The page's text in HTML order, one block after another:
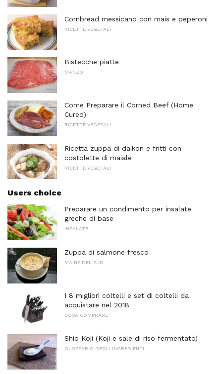
Cornbread messicano con mais e peperoni
RICETTE VEGETALI
Bistecche piatte
MANZO
Come Preparare il Corned Beef (Home
Cured)
RICETTE VEGETALI
Ricetta zuppa di daikon e fritti con
costolette di maiale
RICETTE VEGETALI
Users choice
Preparare un condimento per insalate
greche di base
INSALATE
Zuppa di salmone fresco
MAINS DEL SUD
I 8 migliori coltelli e set di coltelli da
acquistare nel 2018
COSA COMPRARE
Shio Koji (Koji e sale di riso fermentato)
GLOSSARIO DEGLI INGREDIENTI